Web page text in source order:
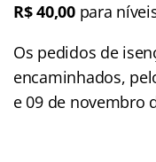
R$ 40,00para
Os pedidos de
encaminhados,
e 09 de novembro